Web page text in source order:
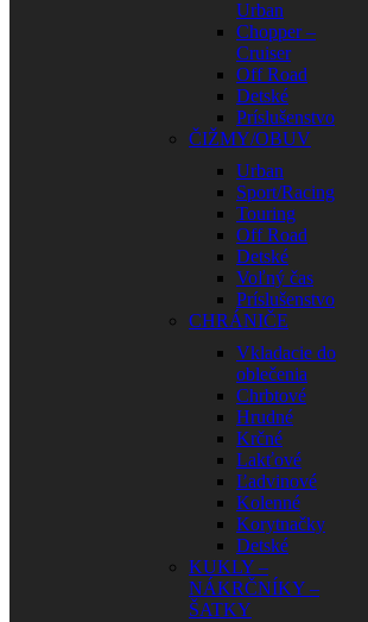
Urban
Chopper –
Cruiser
Off Road
Detské
Príslušenstvo
ČIŽMY/OBUV
Urban
Sport/Racing
Touring
Off Road
Detské
Voľný čas
Príslušenstvo
CHRÁNIČE
Vkladacie do
oblečenia
Chrbtové
Hrudné
Krčné
Lakťové
Ľadvinové
Kolenné
Korytnačky
Detské
KUKLY –
NÁKRČNÍKY –
ŠATKY